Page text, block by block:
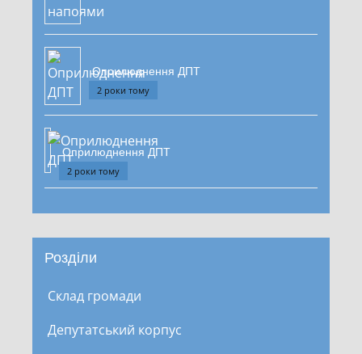
Оприлюднення ДПТ
2 роки тому
Оприлюднення ДПТ
2 роки тому
Розділи
Склад громади
Депутатський корпус